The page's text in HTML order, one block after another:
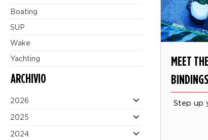
Boating
SUP
Wake
Yachting
ARCHIVIO
2026
2025
2024
MEET
BINDINGS
Step up